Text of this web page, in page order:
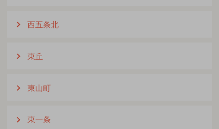
西五条北
東丘
東山町
東一条